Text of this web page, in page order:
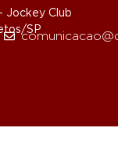
Jockey Club
SP